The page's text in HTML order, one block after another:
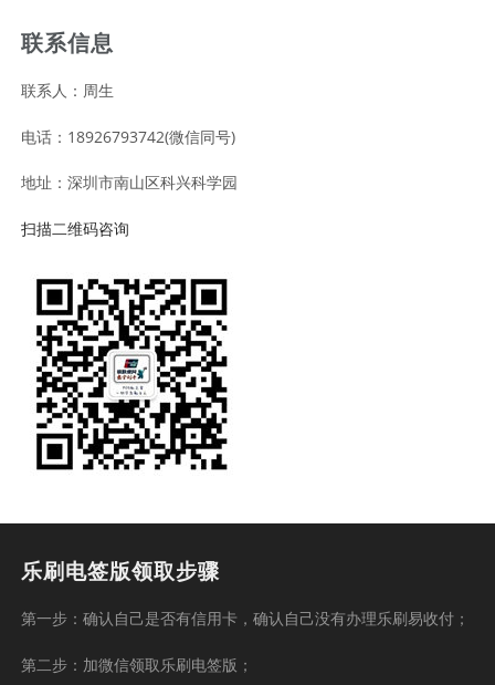
联系信息
联系人：周生
电话：18926793742(微信同号)
地址：深圳市南山区科兴科学园
扫描二维码咨询
乐刷电签版领取步骤
第一步：确认自己是否有信用卡，确认自己没有办理乐刷易收付；
第二步：加微信领取乐刷电签版；